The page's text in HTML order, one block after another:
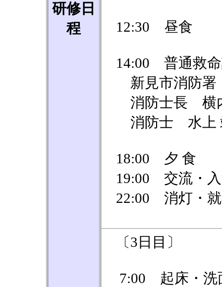
研修日
程
12:30 昼食
14:00 普通救命
新見市消防署
消防士長 横内
消防士 水上 靖
18:00 夕 食
19:00 交流・入
22:00 消灯・
〔3日目〕
7:00 起床・洗